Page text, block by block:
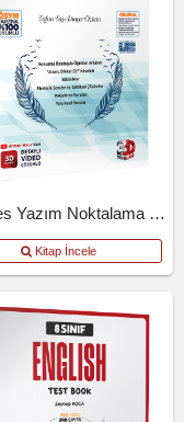
TYT Ses Yazım Noktalama Kosb
Kitap İncele